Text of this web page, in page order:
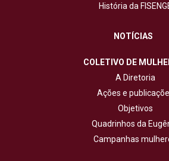
História da
NOTÍCIAS
COLETIVO DE
A Diretoria
Ações e
Objetivos
Quadrinhos da
Campanhas